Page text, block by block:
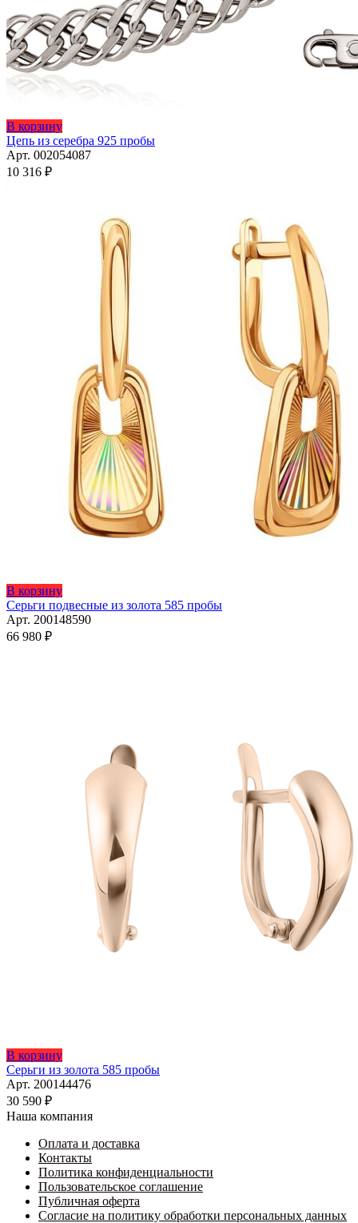
В корзинуЭтот
товар
имеет
выбрать
странице
Цепь из серебра 925 пробы
Арт. 002054087
10 316 ₽
В корзину
Серьги подвесные из золота 585 пробы
Арт. 200148590
66 980 ₽
В корзину
Серьги из золота 585 пробы
Арт. 200144476
30 590 ₽
Наша компания
Оплата и доставка
Контакты
Политика конфиденциальности
Пользовательское соглашение
Публичная оферта
Согласие на политику обработки персональных данных